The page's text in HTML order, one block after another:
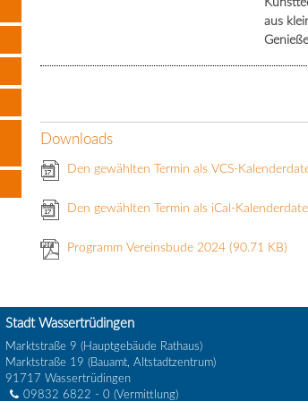
aus
Downloads
Den gewählten Termin als VCS-
Den gewählten Termin als iCal-
Programm Vereinsbude 2024 (90.71 KB)
Stadt Wassertrüdingen
Marktstraße 9 (Hauptgebäude Rathaus)
Marktstraße 19 (Bauamt, Altstadtzentrum)
91717 Wassertrüdingen
09832 6822 - 0 (Vermittlung)